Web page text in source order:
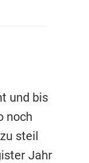
und bis
noch
steil
Jahr